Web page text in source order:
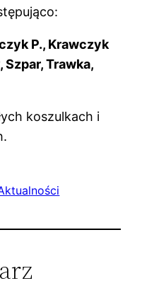
P., Krawczyk
Szpar, Trawka,
koszulkach i